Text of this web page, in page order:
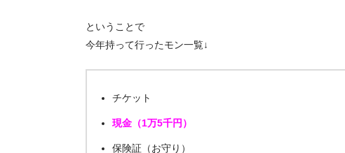
ということで
今年持って行ったモン一覧↓
チケット
現金（1万5千円）
保険証（お守り）